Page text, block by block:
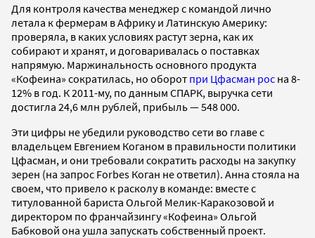
Для контроля качества менеджер с командой лично
летала к фермерам в Африку и Латинскую Америку:
проверяла, в каких условиях растут зерна, как их
собирают и хранят, и договаривалась о поставках
напрямую. Маржинальность основного продукта
«Кофеина» сократилась, но оборот при Цфасман рос на 8-
12% в год. К 2011-му, по данным СПАРК, выручка сети
достигла 24,6 млн рублей, прибыль — 548 000.
Эти цифры не убедили руководство сети во главе с
владельцем Евгением Коганом в правильности политики
Цфасман, и они требовали сократить расходы на закупку
зерен (на запрос Forbes Коган не ответил). Анна стояла на
своем, что привело к расколу в команде: вместе с
титулованной бариста Ольгой Мелик-Каракозовой и
директором по франчайзингу «Кофеина» Ольгой
Бабковой она ушла запускать собственный проект.